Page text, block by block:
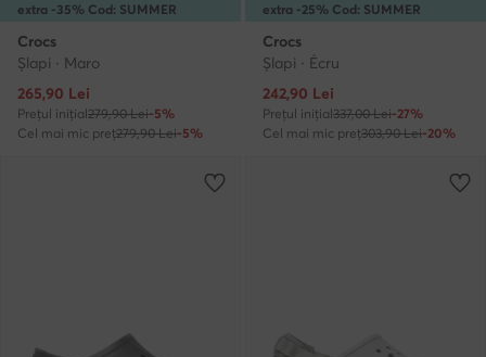
extra -35% Cod: SUMMER
Crocs
Şlapi · Maro
Prețul actual
265,90 Lei
Prețul inițial279,90 Lei-5%
Cel mai mic preț279,90 Lei-5%
extra -25% Cod: SUMMER
Crocs
Şlapi · Écru
Prețul actual
242,90 Lei
Prețul inițial337,00 Lei-27%
Cel mai mic preț303,90 Lei-20%